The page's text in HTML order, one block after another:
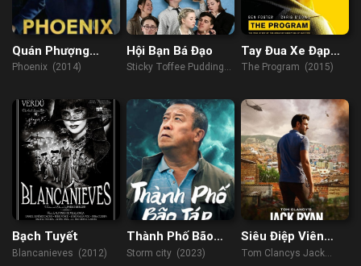
Quán Phượng
Hoàng
Phoenix (2014)
Hội Bạn Bá Đạo
Sticky Toffee Pudding
Tay Đua Xe Đạp
Huyền Thoại
The Program (2015)
Bạch Tuyết
Blancanieves (2012)
Thành Phố Bão
Táp
Storm city (2023)
Siêu Điệp Viên
(Phần 2)
Tom Clancys Jack